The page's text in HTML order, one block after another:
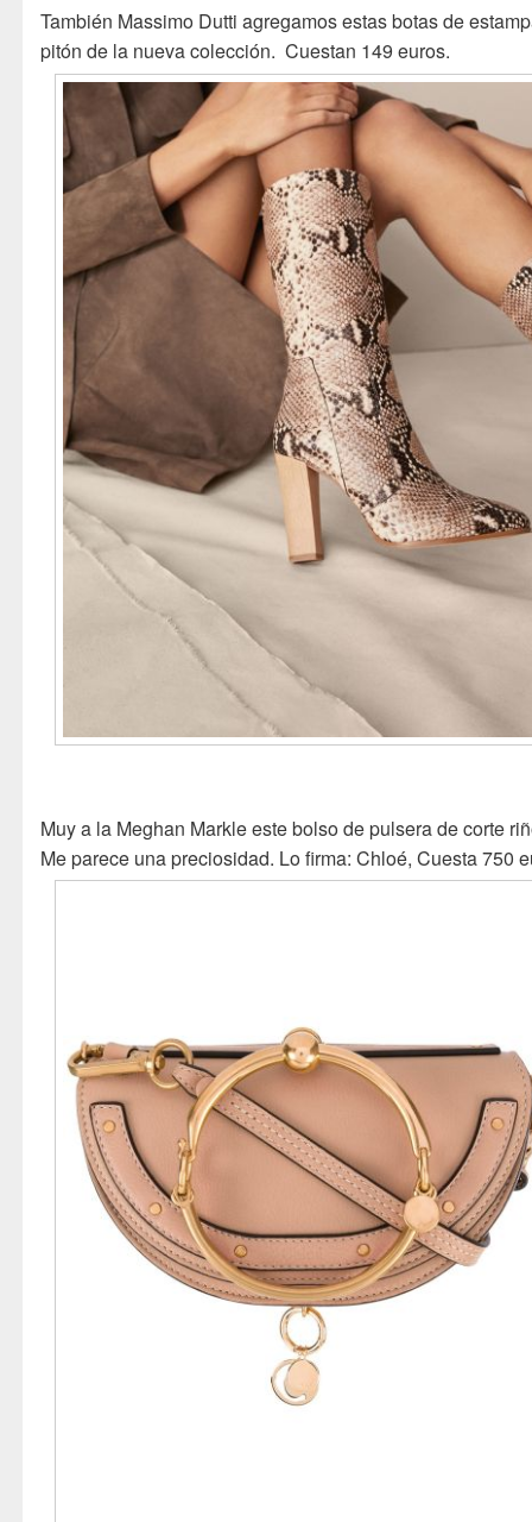
También Massimo Dutti agregamos estas botas de
pitón de la nueva colección. Cuestan 149 euros.
Muy a la Meghan Markle este bolso de pulsera de corte
Me parece una preciosidad. Lo firma: Chloé, Cuesta 750